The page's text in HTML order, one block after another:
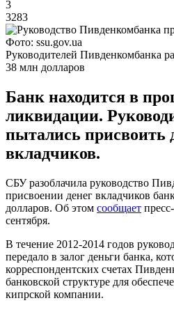
3
3283
Фото: ssu.gov.ua
Руководителей Пивденкомбанка
38 млн долларов
Банк находится в
ликвидации.
пытались присвоить
вкладчиков.
СБУ разоблачила руководство
присвоении денег вкладчиков
долларов. Об этом сообщает
сентября.
В течение 2012-2014 годов
передало в залог деньги банка,
корреспондентских счетах
банковской структуре для
кипрской компании.